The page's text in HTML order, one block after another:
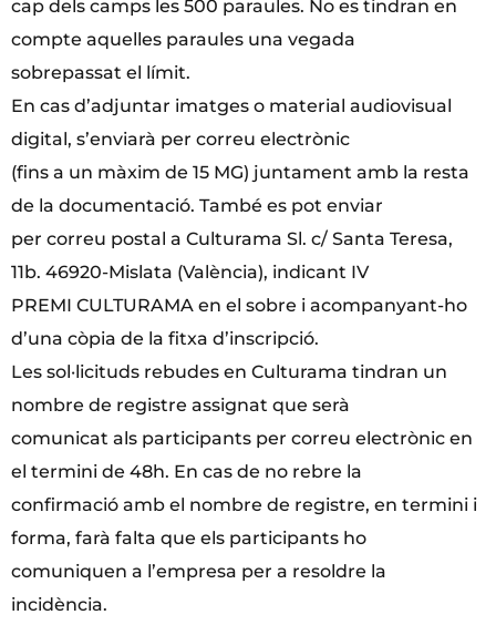
cap dels camps les 500 paraules. No es tindran en
compte aquelles paraules una vegada
sobrepassat el límit.
En cas d’adjuntar imatges o material audiovisual
digital, s’enviarà per correu electrònic
(fins a un màxim de 15 MG) juntament amb la resta
de la documentació. També es pot enviar
per correu postal a Culturama Sl. c/ Santa Teresa,
11b. 46920-Mislata (València), indicant IV
PREMI CULTURAMA en el sobre i acompanyant-ho
d’una còpia de la fitxa d’inscripció.
Les sol·licituds rebudes en Culturama tindran un
nombre de registre assignat que serà
comunicat als participants per correu electrònic en
el termini de 48h. En cas de no rebre la
confirmació amb el nombre de registre, en termini i
forma, farà falta que els participants ho
comuniquen a l’empresa per a resoldre la
incidència.